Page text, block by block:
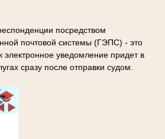
посредством
почтовой системы (ГЭПС) - это
электронное уведомление придет в
сразу после отправки судом.